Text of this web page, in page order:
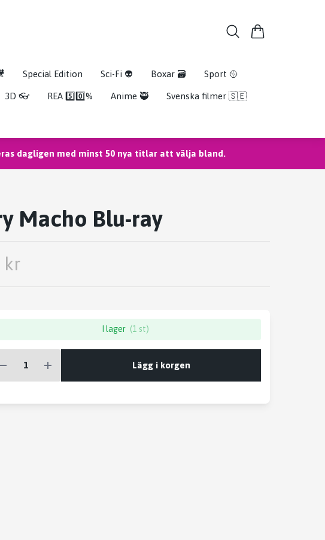
Special Edition Sci-Fi 👽 Boxar 🗃️ Sport 🥎
3D 👓 REA 5️⃣0️⃣% Anime 🥷 Svenska filmer 🇸🇪
dagligen med minst 50 nya titlar att välja bland.
Macho Blu-ray
kr
I lager (1 st)
Lägg i korgen